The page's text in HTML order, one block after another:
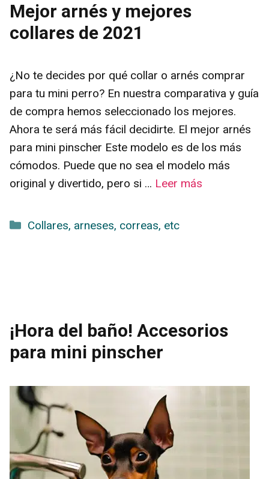
Mejor arnés y mejores
collares de 2021
¿No te decides por qué collar o arnés comprar
para tu mini perro? En nuestra comparativa y guía
de compra hemos seleccionado los mejores.
Ahora te será más fácil decidirte. El mejor arnés
para mini pinscher Este modelo es de los más
cómodos. Puede que no sea el modelo más
original y divertido, pero si … Leer más
Categorías
Collares, arneses, correas, etc
¡Hora del baño! Accesorios
para mini pinscher